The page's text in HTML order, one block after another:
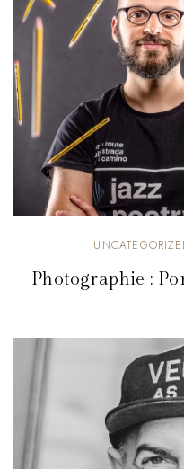
Photographie :